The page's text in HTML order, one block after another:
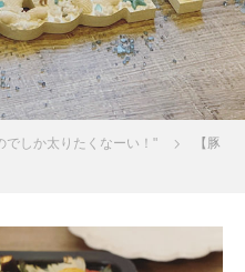
でしか太りたくなーい！"
【豚